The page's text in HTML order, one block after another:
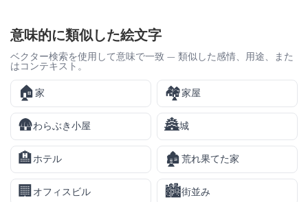
意味的に類似した絵文字
ベクター検索を使用して意味で一致 — 類似した感情、用途、また
はコンテキスト。
🏠家 🏘️家屋
🛖わらぶき小屋 🏯城
🏨ホテル 🏚️荒れ果てた家
🏢オフィスビル 🏙️街並み